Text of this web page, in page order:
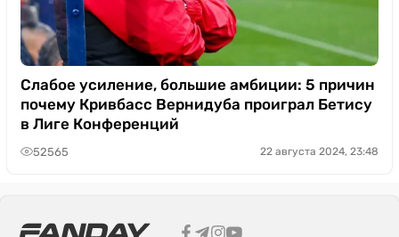
Слабое усиление, большие амбиции: 5 причин
почему Кривбасс Вернидуба проиграл Бетису
в Лиге Конференций
52565 22 августа 2024, 23:48